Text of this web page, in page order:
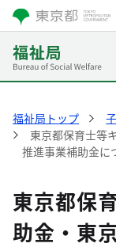
福祉局トップ
東京都保育士等
推進事業補助金に
東京都保
助金・東